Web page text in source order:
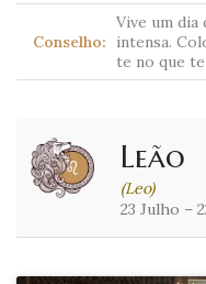
Conselho:
Vive um dia
intensa.
te no que
Leão
(Leo)
23 Julho –